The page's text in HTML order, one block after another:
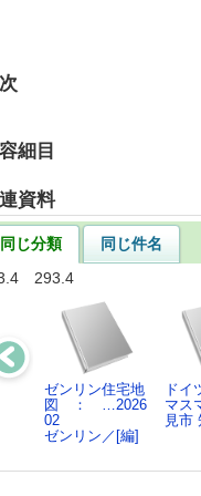
細目
資料
同じ分類
同じ件名
293.4
ゼンリン住宅地
図 ： …2026
02
ゼンリン／[編]
ドイ
マス
見市